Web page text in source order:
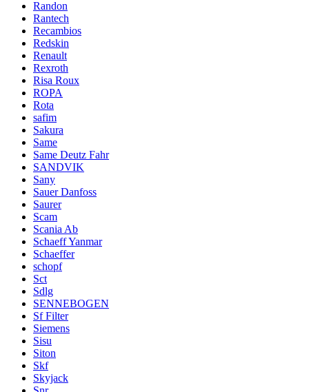
Randon
Rantech
Recambios
Redskin
Renault
Rexroth
Risa Roux
ROPA
Rota
safim
Sakura
Same
Same Deutz Fahr
SANDVIK
Sany
Sauer Danfoss
Saurer
Scam
Scania Ab
Schaeff Yanmar
Schaeffer
schopf
Sct
Sdlg
SENNEBOGEN
Sf Filter
Siemens
Sisu
Siton
Skf
Skyjack